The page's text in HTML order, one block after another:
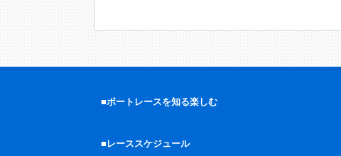
■ボートレースを知る楽しむ
■レーススケジュール